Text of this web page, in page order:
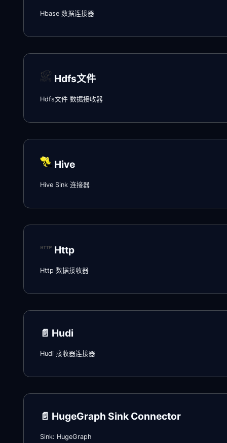
Hbase 数据连接器
Hdfs文件
Hdfs文件 数据接收器
Hive
Hive Sink 连接器
Http
Http 数据接收器
📄️ Hudi
Hudi 接收器连接器
📄️ HugeGraph Sink Connector
Sink: HugeGraph